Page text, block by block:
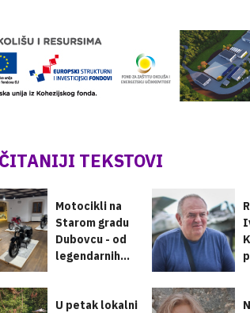
TEKSTOVI
Motocikli na
Starom gradu
Dubovcu - od
legendarnih...
U petak lokalni